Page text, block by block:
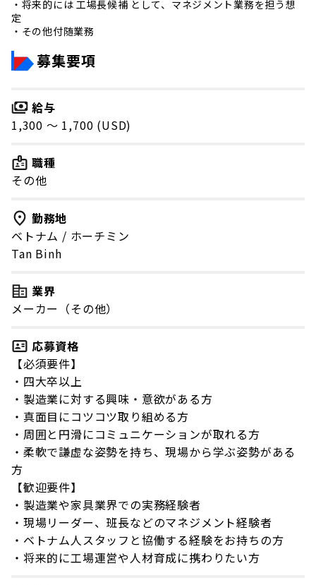
・将来的には 工場長候補 として、マネジメント業務を担う想
定
・その他付随業務
募集要項
給与
1,300 〜 1,700 (USD)
職種
その他
勤務地
ベトナム / ホーチミン
Tan Binh
業界
メーカー（その他）
応募資格
【必須要件】
・四大卒以上
・製造業に対する興味・意欲がある方
・真面目にコツコツ取り組める方
・周囲と円滑にコミュニケーションが取れる方
・柔軟で謙虚な姿勢を持ち、現場から学ぶ姿勢がある
方
【歓迎要件】
・製造業や家具業界での実務経験者
・現場リーダー、班長などのマネジメント経験者
・ベトナム人スタッフと協働する経験をお持ちの方
・将来的に工場運営や人材育成に携わりたい方